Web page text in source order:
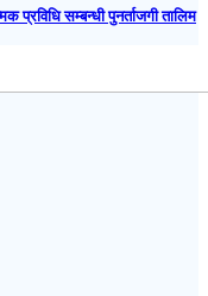
प्रविधि सम्बन्धी पुनर्ताजगी तालिम